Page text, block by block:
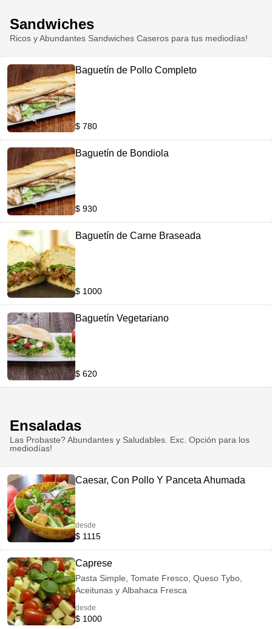
Sandwiches
Ricos y Abundantes Sandwiches Caseros para tus mediodías!
Baguetín de Pollo Completo
$ 780
Baguetín de Bondiola
$ 930
Baguetín de Carne Braseada
$ 1000
Baguetín Vegetariano
$ 620
Ensaladas
Las Probaste? Abundantes y Saludables. Exc. Opción para los
mediodías!
Caesar, Con Pollo Y Panceta Ahumada
desde
$ 1115
Caprese
Pasta Simple, Tomate Fresco, Queso Tybo,
Aceitunas y Albahaca Fresca
desde
$ 1000